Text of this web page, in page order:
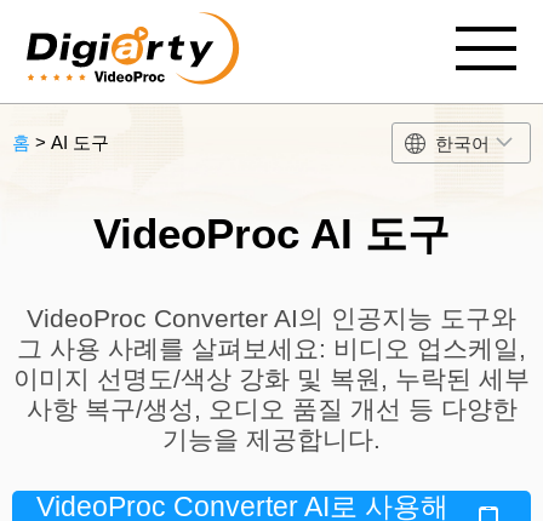
한국어
홈 > AI 도구
VideoProc AI 도구
VideoProc Converter AI의 인공지능 도구와
그 사용 사례를 살펴보세요: 비디오 업스케일,
이미지 선명도/색상 강화 및 복원, 누락된 세부
사항 복구/생성, 오디오 품질 개선 등 다양한
기능을 제공합니다.
VideoProc Converter AI로 사용해